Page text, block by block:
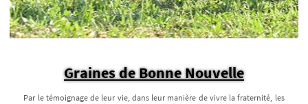
Graines de Bonne Nouvelle
Par le témoignage de leur vie, dans leur manière de vivre la fraternité, les